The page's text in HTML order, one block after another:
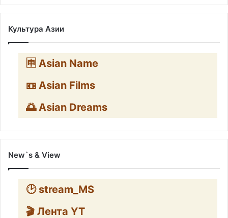
Культура Азии
🈸 Asian Name
📼 Asian Films
🌅 Asian Dreams
New`s & View
🕑 stream_MS
🎬 Лента YT